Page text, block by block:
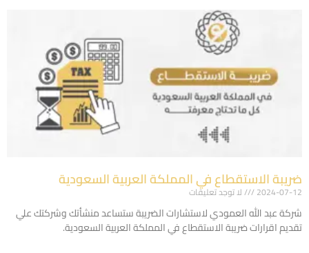
ضريبة الاستقطاع في المملكة العربية السعودية
2024-07-12 لا توجد تعليقات
شركة عبد الله العمودي لاستشارات الضريبة ستساعد منشأتك وشركتك علي
تقديم اقرارات ضريبة الاستقطاع في المملكة العربية السعودية.